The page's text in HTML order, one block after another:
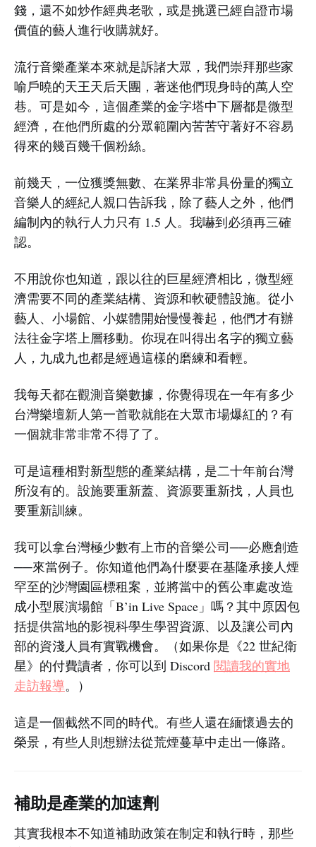
錢，還不如炒作經典老歌，或是挑選已經自證市場
價值的藝人進行收購就好。
流行音樂產業本來就是訴諸大眾，我們崇拜那些家
喻戶曉的天王天后天團，著迷他們現身時的萬人空
巷。可是如今，這個產業的金字塔中下層都是微型
經濟，在他們所處的分眾範圍內苦苦守著好不容易
得來的幾百幾千個粉絲。
前幾天，一位獲獎無數、在業界非常具份量的獨立
音樂人的經紀人親口告訴我，除了藝人之外，他們
編制內的執行人力只有 1.5 人。我嚇到必須再三確
認。
不用說你也知道，跟以往的巨星經濟相比，微型經
濟需要不同的產業結構、資源和軟硬體設施。從小
藝人、小場館、小媒體開始慢慢養起，他們才有辦
法往金字塔上層移動。你現在叫得出名字的獨立藝
人，九成九也都是經過這樣的磨練和看輕。
我每天都在觀測音樂數據，你覺得現在一年有多少
台灣樂壇新人第一首歌就能在大眾市場爆紅的？有
一個就非常非常不得了了。
可是這種相對新型態的產業結構，是二十年前台灣
所沒有的。設施要重新蓋、資源要重新找，人員也
要重新訓練。
我可以拿台灣極少數有上市的音樂公司──必應創造
──來當例子。你知道他們為什麼要在基隆承接人煙
罕至的沙灣園區標租案，並將當中的舊公車處改造
成小型展演場館「B’in Live Space」嗎？其中原因包
括提供當地的影視科學生學習資源、以及讓公司內
部的資淺人員有實戰機會。（如果你是《22 世紀衛
星》的付費讀者，你可以到 Discord 閱讀我的實地
走訪報導。）
這是一個截然不同的時代。有些人還在緬懷過去的
榮景，有些人則想辦法從荒煙蔓草中走出一條路。
補助是產業的加速劑
其實我根本不知道補助政策在制定和執行時，那些